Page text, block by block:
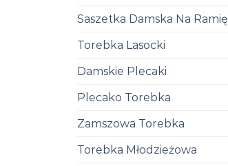
Saszetka Damska Na Ramię
Torebka Lasocki
Damskie Plecaki
Plecako Torebka
Zamszowa Torebka
Torebka Młodzieżowa